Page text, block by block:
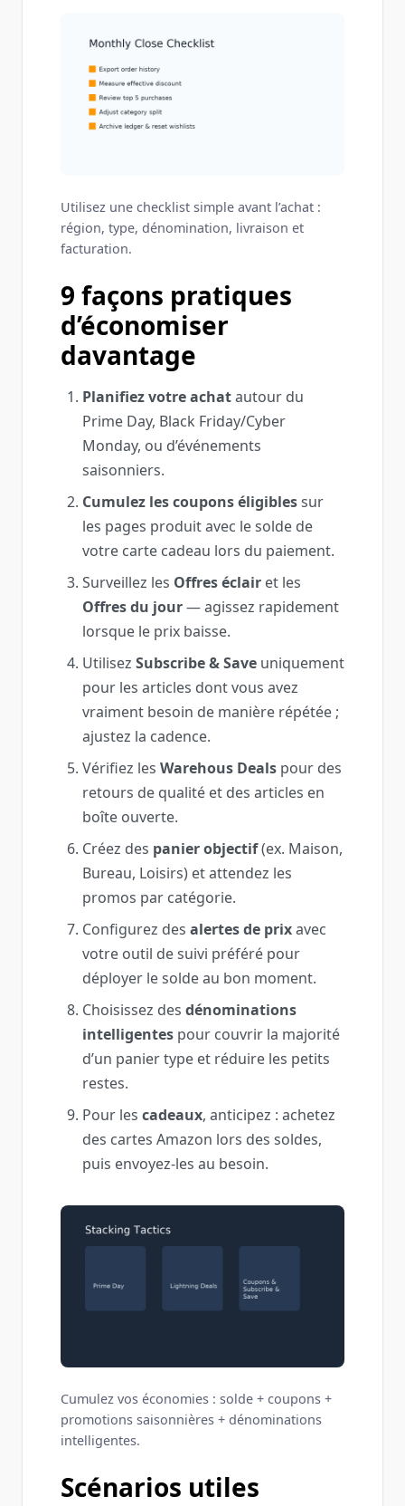
Utilisez une checklist simple avant l’achat :
région, type, dénomination, livraison et
facturation.
9 façons pratiques
d’économiser
davantage
Planifiez votre achatautour du
Prime Day, Black Friday/Cyber
Monday, ou d’événements
saisonniers.
Cumulez les coupons éligiblessur
les pages produit avec le solde de
votre carte cadeau lors du paiement.
Surveillez les Offres éclairet les
Offres du jour— agissez rapidement
lorsque le prix baisse.
Utilisez Subscribe & Saveuniquement
pour les articles dont vous avez
vraiment besoin de manière répétée ;
ajustez la cadence.
Vérifiez les Warehous Dealspour des
retours de qualité et des articles en
boîte ouverte.
Créez des panier objectif(ex. Maison,
Bureau, Loisirs) et attendez les
promos par catégorie.
Configurez des alertes de prixavec
votre outil de suivi préféré pour
déployer le solde au bon moment.
Choisissez des dénominations
intelligentespour couvrir la majorité
d’un panier type et réduire les petits
restes.
Pour les cadeaux, anticipez : achetez
des cartes Amazon lors des soldes,
puis envoyez-les au besoin.
Cumulez vos économies : solde + coupons +
promotions saisonnières + dénominations
intelligentes.
Scénarios utiles